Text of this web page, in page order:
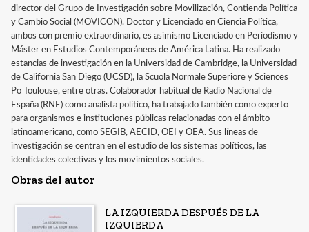
director del Grupo de Investigación sobre Movilización, Contienda Política
y Cambio Social (MOVICON). Doctor y Licenciado en Ciencia Política,
ambos con premio extraordinario, es asimismo Licenciado en Periodismo y
Máster en Estudios Contemporáneos de América Latina. Ha realizado
estancias de investigación en la Universidad de Cambridge, la Universidad
de California San Diego (UCSD), la Scuola Normale Superiore y Sciences
Po Toulouse, entre otras. Colaborador habitual de Radio Nacional de
España (RNE) como analista político, ha trabajado también como experto
para organismos e instituciones públicas relacionadas con el ámbito
latinoamericano, como SEGIB, AECID, OEI y OEA. Sus líneas de
investigación se centran en el estudio de los sistemas políticos, las
identidades colectivas y los movimientos sociales.
Obras del autor
LA IZQUIERDA DESPUÉS DE LA
IZQUIERDA